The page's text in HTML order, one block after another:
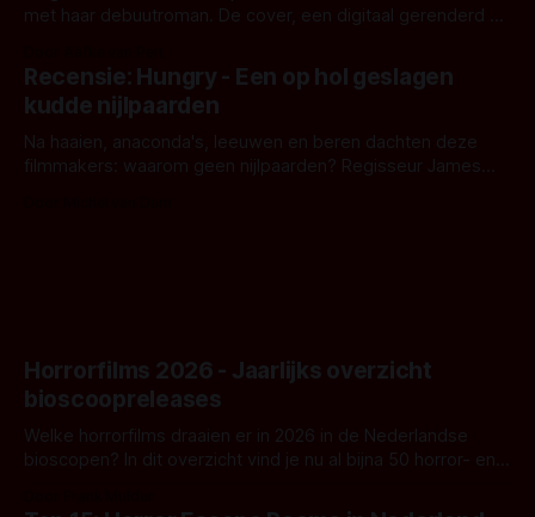
met haar debuutroman. De cover, een digitaal gerenderd en
achtergrond, belooft iets kleurrijks maar onheilspellends,
iets ongrijpbaars. En dat maakt De Groen met ieder woord
waar.
Recensie: Hungry - Een op hol geslagen
kudde nijlpaarden
Na haaien, anaconda's, leeuwen en beren dachten deze
filmmakers: waarom geen nijlpaarden? Regisseur James
Horrorfilms 2026 - Jaarlijks overzicht
bioscoopreleases
Welke horrorfilms draaien er in 2026 in de Nederlandse
bioscopen? In dit overzicht vind je nu al bijna 50 horror- en